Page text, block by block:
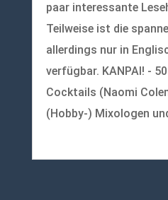
paar interessante
Teilweise ist die
allerdings nur in
verfügbar. KANPAI! -
Cocktails (Naomi
(Hobby-) Mixologen